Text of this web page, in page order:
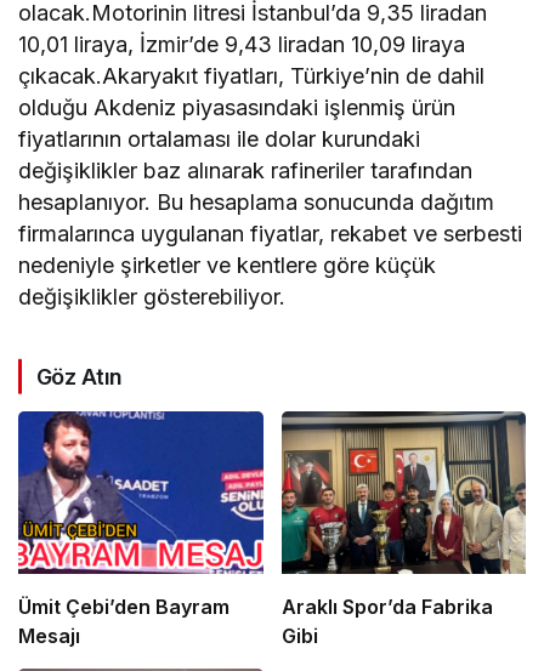
olacak.Motorinin litresi İstanbul’da 9,35 liradan
10,01 liraya, İzmir’de 9,43 liradan 10,09 liraya
çıkacak.Akaryakıt fiyatları, Türkiye’nin de dahil
olduğu Akdeniz piyasasındaki işlenmiş ürün
fiyatlarının ortalaması ile dolar kurundaki
değişiklikler baz alınarak rafineriler tarafından
hesaplanıyor. Bu hesaplama sonucunda dağıtım
firmalarınca uygulanan fiyatlar, rekabet ve serbesti
nedeniyle şirketler ve kentlere göre küçük
değişiklikler gösterebiliyor.
Göz Atın
Ümit Çebi’den Bayram
Mesajı
Araklı Spor’da Fabrika
Gibi